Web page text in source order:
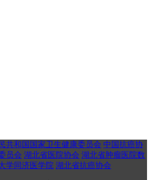
共和国国家卫生健康委员会 中国抗癌协
员会 湖北省医院协会 湖北省肿瘤医院数
学同济医学院 湖北省抗癌协会